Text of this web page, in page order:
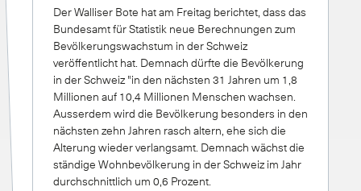
Der Walliser Bote hat am Freitag berichtet, dass das
Bundesamt für Statistik neue Berechnungen zum
Bevölkerungswachstum in der Schweiz
veröffentlicht hat. Demnach dürfte die Bevölkerung
in der Schweiz "in den nächsten 31 Jahren um 1,8
Millionen auf 10,4 Millionen Menschen wachsen.
Ausserdem wird die Bevölkerung besonders in den
nächsten zehn Jahren rasch altern, ehe sich die
Alterung wieder verlangsamt. Demnach wächst die
ständige Wohnbevölkerung in der Schweiz im Jahr
durchschnittlich um 0,6 Prozent.